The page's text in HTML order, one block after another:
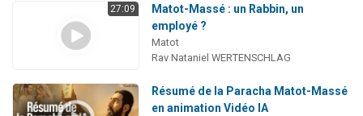
27:09
Matot-Massé : un Rabbin, un
employé ?
Matot
Rav Nataniel WERTENSCHLAG
Résumé de la Paracha Matot-Massé
en animation Vidéo IA